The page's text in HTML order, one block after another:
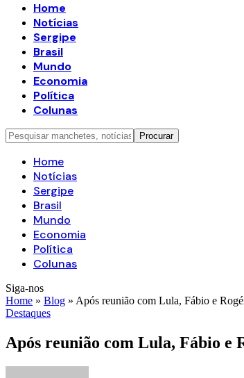
Home
Notícias
Sergipe
Brasil
Mundo
Economia
Política
Colunas
Home
Notícias
Sergipe
Brasil
Mundo
Economia
Política
Colunas
Siga-nos
Home » Blog » Após reunião com Lula, Fábio e
Destaques
Após reunião com Lula, Fábio e